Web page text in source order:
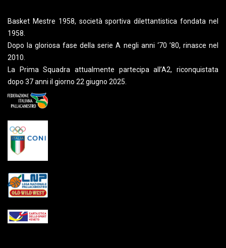
Basket Mestre 1958, società sportiva dilettantistica fondata nel
1958.
Dopo la gloriosa fase della serie A negli anni ‘70 ’80, rinasce nel
2010.
La Prima Squadra attualmente partecipa all’A2, riconquistata
dopo 37 anni il giorno 22 giugno 2025.